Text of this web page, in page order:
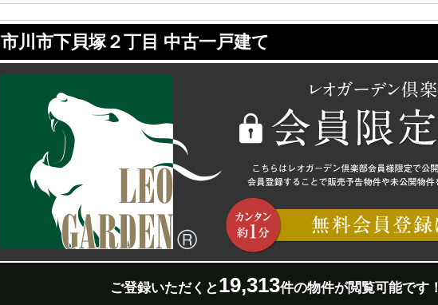
市川市下貝塚２丁目 中古一戸建て
ご登録いただくと19,313件の物件が閲覧可能です！